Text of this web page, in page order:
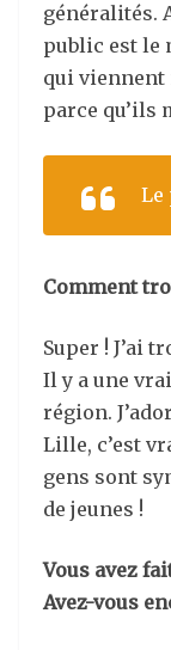
généralités.
public est le
qui viennent
parce qu’ils
Le
Comment
Super ! J’ai
Il y a une
région.
Lille, c’est
gens sont
de jeunes !
Vous avez
Avez-vous